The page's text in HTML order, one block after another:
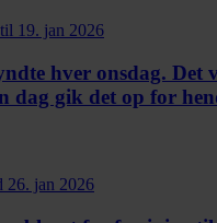
19. jan 2026
hver onsdag. Det
dag gik det op for
26. jan 2026